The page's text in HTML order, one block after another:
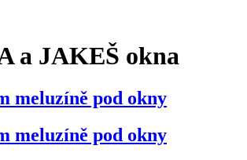
a JAKEŠ okna
meluzíně pod okny
meluzíně pod okny